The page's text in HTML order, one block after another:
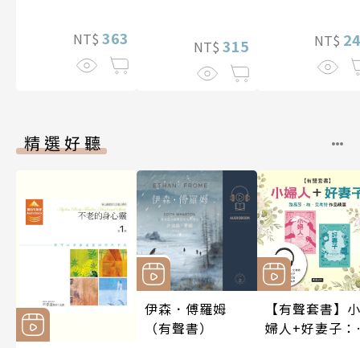
動」，遠離小腹
凸出、肩頸僵
硬、慢性疼痛
NT$ 363 NT$ 315 NT$
精選好聽
伊森．傅羅姆
（有聲書）
【有聲套書】小
婦人+好妻子：